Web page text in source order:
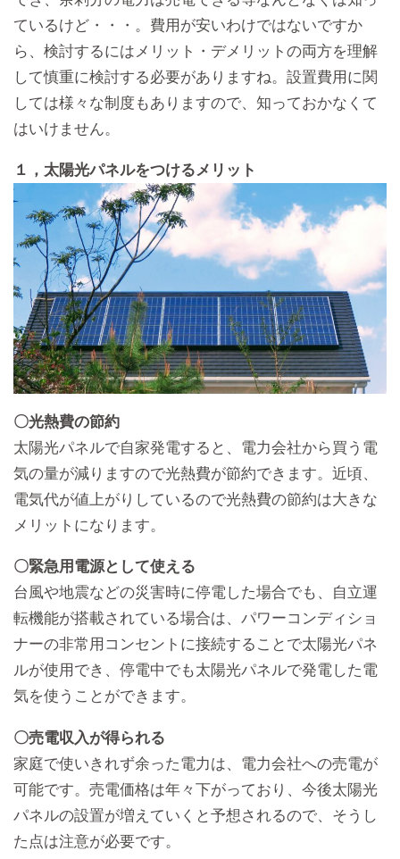
ているけど・・・。費用が安いわけではないですか
ら、検討するにはメリット・デメリットの両方を理解
して慎重に検討する必要がありますね。設置費用に関
しては様々な制度もありますので、知っておかなくて
はいけません。
１，太陽光パネルをつけるメリット
〇光熱費の節約
太陽光パネルで自家発電すると、電力会社から買う電
気の量が減りますので光熱費が節約できます。近頃、
電気代が値上がりしているので光熱費の節約は大きな
メリットになります。
〇緊急用電源として使える
台風や地震などの災害時に停電した場合でも、自立運
転機能が搭載されている場合は、パワーコンディショ
ナーの非常用コンセントに接続することで太陽光パネ
ルが使用でき、停電中でも太陽光パネルで発電した電
気を使うことができます。
〇売電収入が得られる
家庭で使いきれず余った電力は、電力会社への売電が
可能です。売電価格は年々下がっており、今後太陽光
パネルの設置が増えていくと予想されるので、そうし
た点は注意が必要です。